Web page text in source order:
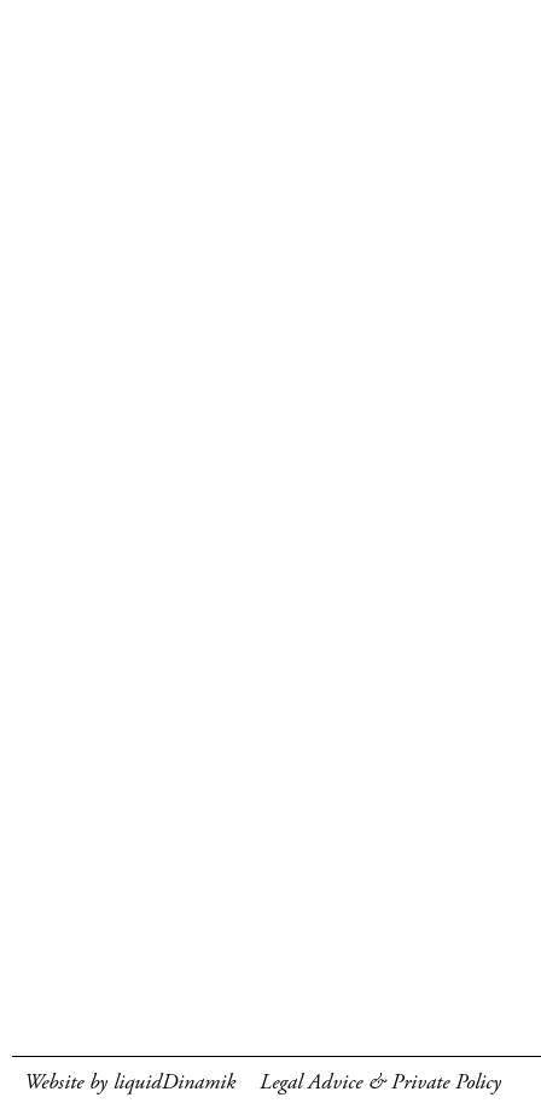
Website by liquidDinamik Legal Advice & Private Policy